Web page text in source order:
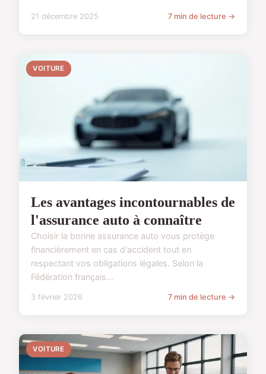
21 décembre 2025 7 min de lecture →
VOITURE
Les avantages incontournables de
l'assurance auto à connaître
Choisir la bonne assurance auto vous protège
financièrement en cas d'accident tout en
respectant vos obligations légales. Selon la
Fédération français...
3 février 2026 7 min de lecture →
VOITURE